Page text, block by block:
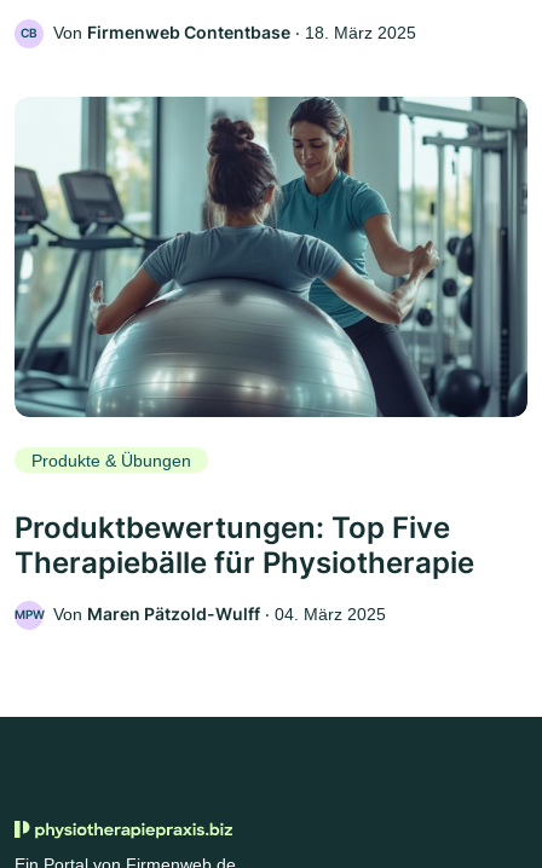
CB Von Firmenweb Contentbase ‧ 18. März 2025
Produkte & Übungen
Produktbewertungen: Top Five
Therapiebälle für Physiotherapie
MPW Von Maren Pätzold-Wulff ‧ 04. März 2025